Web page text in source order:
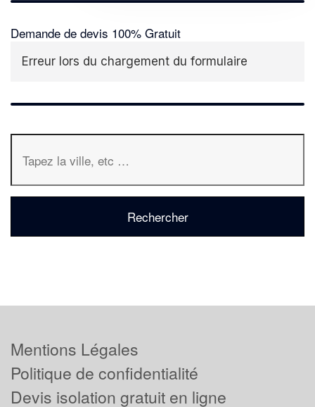
Demande de devis 100% Gratuit
Erreur lors du chargement du formulaire
Mentions Légales
Politique de confidentialité
Devis isolation gratuit en ligne